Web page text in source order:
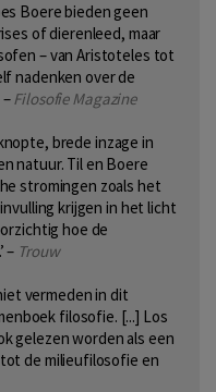
Boere bieden geen
of dierenleed, maar
– van Aristoteles tot
nadenken over de
Filosofie Magazine
brede inzage in
natuur. Til en Boere
stromingen zoals het
krijgen in het licht
hoe de
– Trouw
vermeden in dit
filosofie. [...] Los
gelezen worden als een
de milieufilosofie en